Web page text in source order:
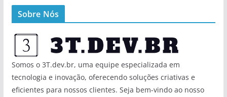
Sobre Nós
Somos o 3T.dev.br, uma equipe especializada em
tecnologia e inovação, oferecendo soluções criativas e
eficientes para nossos clientes. Seja bem-vindo ao nosso